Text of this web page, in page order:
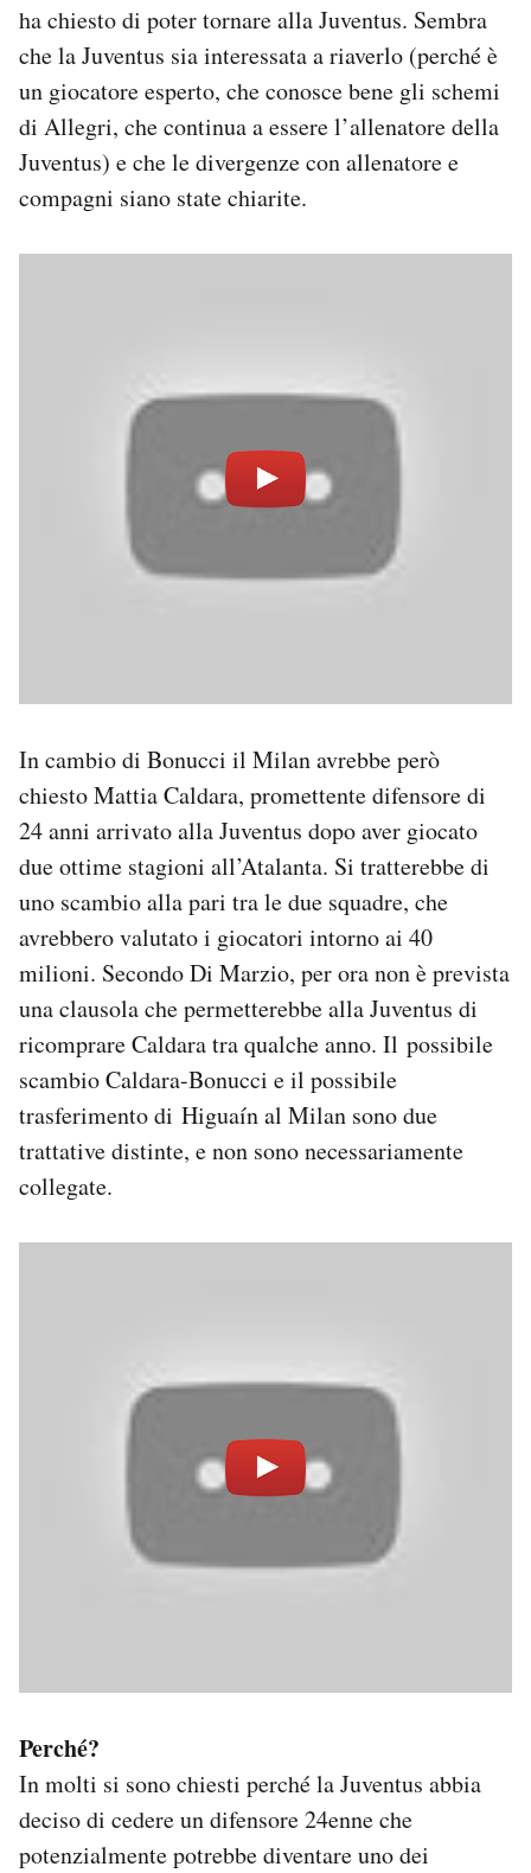
ha chiesto di poter tornare alla Juventus. Sembra
che la Juventus sia interessata a riaverlo (perché è
un giocatore esperto, che conosce bene gli schemi
di Allegri, che continua a essere l’allenatore della
Juventus) e che le divergenze con allenatore e
compagni siano state chiarite.
In cambio di Bonucci il Milan avrebbe però
chiesto Mattia Caldara, promettente difensore di
24 anni arrivato alla Juventus dopo aver giocato
due ottime stagioni all’Atalanta. Si tratterebbe di
uno scambio alla pari tra le due squadre, che
avrebbero valutato i giocatori intorno ai 40
milioni. Secondo Di Marzio, per ora non è prevista
una clausola che permetterebbe alla Juventus di
ricomprare Caldara tra qualche anno. Il possibile
scambio Caldara-Bonucci e il possibile
trasferimento di Higuaín al Milan sono due
trattative distinte, e non sono necessariamente
collegate.
Perché?
In molti si sono chiesti perché la Juventus abbia
deciso di cedere un difensore 24enne che
potenzialmente potrebbe diventare uno dei